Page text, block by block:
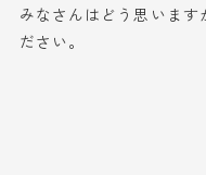
みなさんはどう思います
ださい。